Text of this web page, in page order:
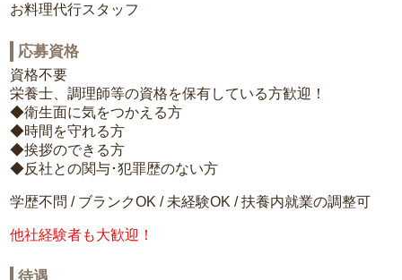
お料理代行スタッフ
応募資格
資格不要
栄養士、調理師等の資格を保有している方歓迎！
◆衛生面に気をつかえる方
◆時間を守れる方
◆挨拶のできる方
◆反社との関与･犯罪歴のない方
学歴不問 / ブランクOK / 未経験OK / 扶養内就業の調整可
他社経験者も大歓迎！